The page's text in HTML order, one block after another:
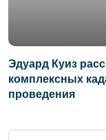
Эдуард Куиз
комплексных
проведения